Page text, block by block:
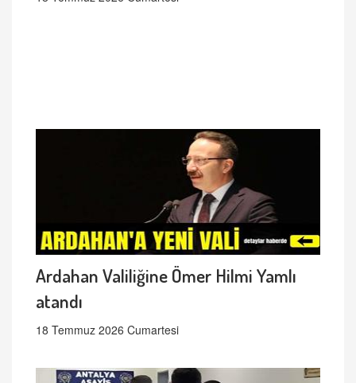
Ardahan Valiliğine Ömer Hilmi Yamlı
atandı
18 Temmuz 2026 Cumartesi